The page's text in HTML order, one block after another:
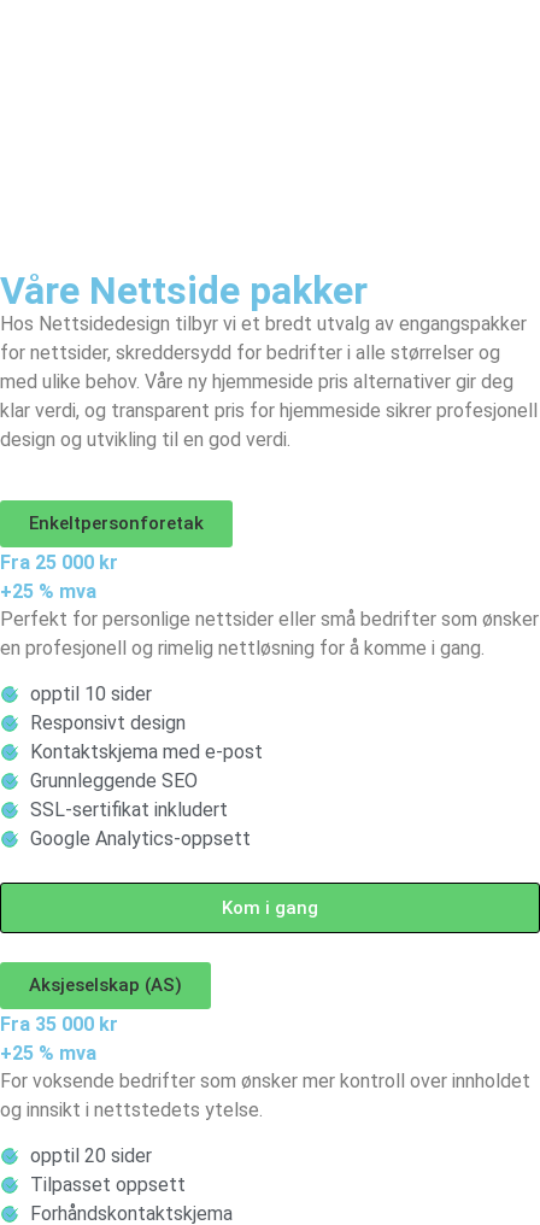
Våre Nettside pakker
Hos Nettsidedesign tilbyr vi et bredt utvalg av engangspakker
for nettsider, skreddersydd for bedrifter i alle størrelser og
med ulike behov. Våre ny hjemmeside pris alternativer gir deg
klar verdi, og transparent pris for hjemmeside sikrer profesjonell
design og utvikling til en god verdi.
Enkeltpersonforetak
Fra 25 000 kr
+25 % mva
Perfekt for personlige nettsider eller små bedrifter som ønsker
en profesjonell og rimelig nettløsning for å komme i gang.
opptil 10 sider
Responsivt design
Kontaktskjema med e-post
Grunnleggende SEO
SSL-sertifikat inkludert
Google Analytics-oppsett
Kom i gang
Aksjeselskap (AS)
Fra 35 000 kr
+25 % mva
For voksende bedrifter som ønsker mer kontroll over innholdet
og innsikt i nettstedets ytelse.
opptil 20 sider
Tilpasset oppsett
Forhåndskontaktskjema